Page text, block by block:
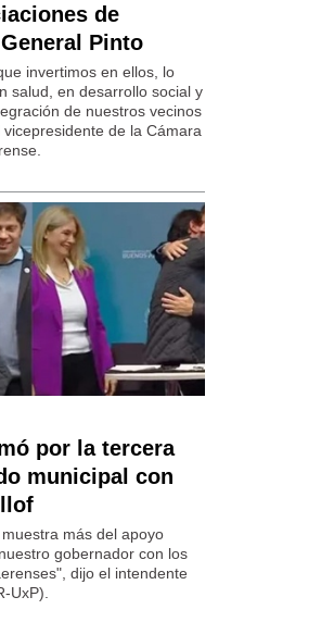
de
Pinto
invertimos en ellos, lo
salud, en desarrollo social y
de nuestros vecinos
de la Cámara
por la tercera
municipal con
más del apoyo
gobernador con los
dijo el intendente
UxP).